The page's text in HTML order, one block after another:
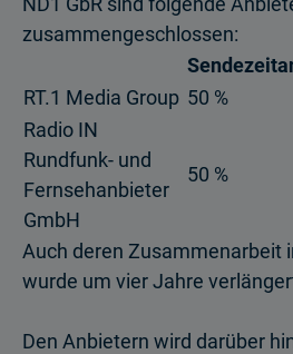
zusammengeschlossen:
RT.1 Media Group 50 %
Radio IN
Rundfunk- und
Fernsehanbieter
GmbH
50 %
Auch deren Zusammenarbeit
wurde um vier Jahre
Den Anbietern wird darüber